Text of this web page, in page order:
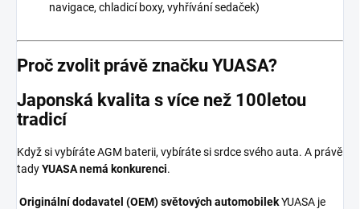
navigace, chladicí boxy, vyhřívání sedaček)
Proč zvolit právě značku YUASA?
Japonská kvalita s více než 100letou
tradicí
Když si vybíráte AGM baterii, vybíráte si srdce svého auta. A právě
tadyYUASA nemá konkurenci.
Originální dodavatel (OEM) světových automobilekYUASA je